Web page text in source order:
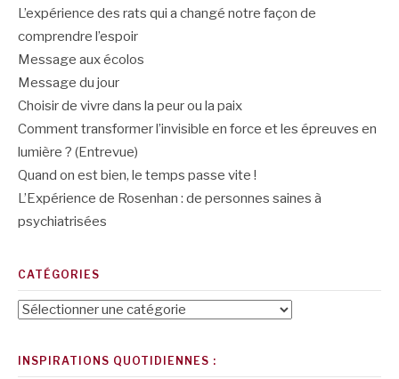
L’expérience des rats qui a changé notre façon de
comprendre l’espoir
Message aux écolos
Message du jour
Choisir de vivre dans la peur ou la paix
Comment transformer l’invisible en force et les épreuves en
lumière ? (Entrevue)
Quand on est bien, le temps passe vite !
L’Expérience de Rosenhan : de personnes saines à
psychiatrisées
CATÉGORIES
Catégories
INSPIRATIONS QUOTIDIENNES :